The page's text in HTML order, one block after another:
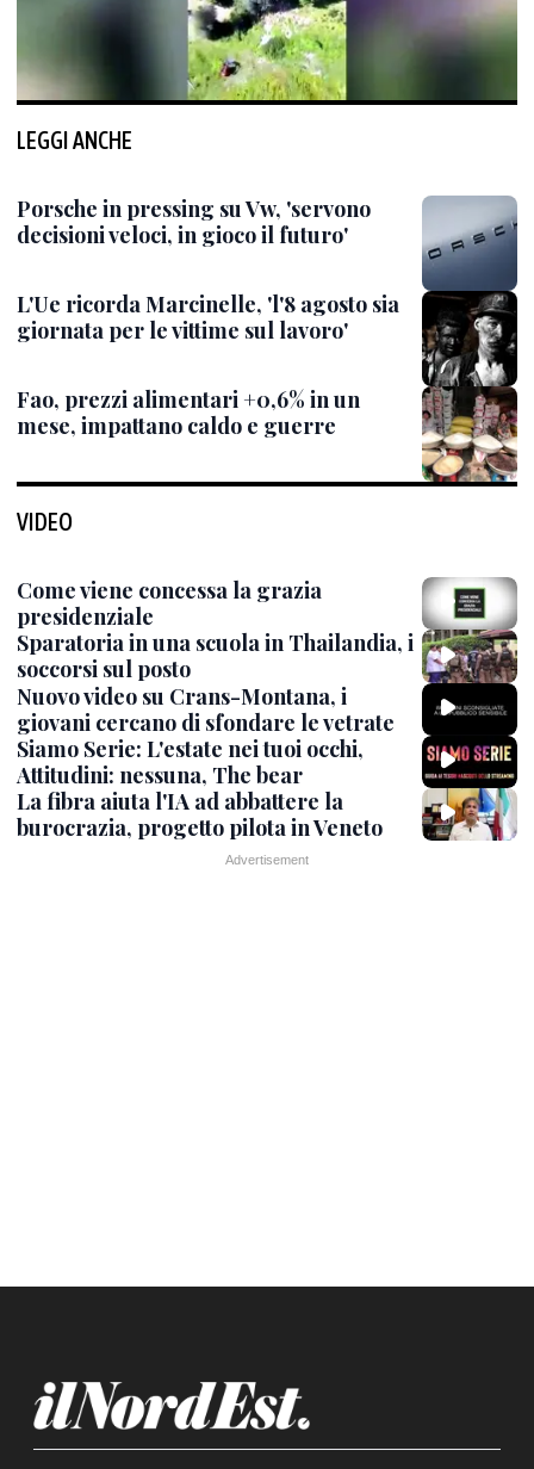
LEGGI ANCHE
Porsche in pressing su Vw, 'servono
decisioni veloci, in gioco il futuro'
L'Ue ricorda Marcinelle, 'l'8 agosto sia
giornata per le vittime sul lavoro'
Fao, prezzi alimentari +0,6% in un
mese, impattano caldo e guerre
VIDEO
Come viene concessa la grazia
presidenziale
Sparatoria in una scuola in Thailandia, i
soccorsi sul posto
Nuovo video su Crans-Montana, i
giovani cercano di sfondare le vetrate
Siamo Serie: L'estate nei tuoi occhi,
Attitudini: nessuna, The bear
La fibra aiuta l'IA ad abbattere la
burocrazia, progetto pilota in Veneto